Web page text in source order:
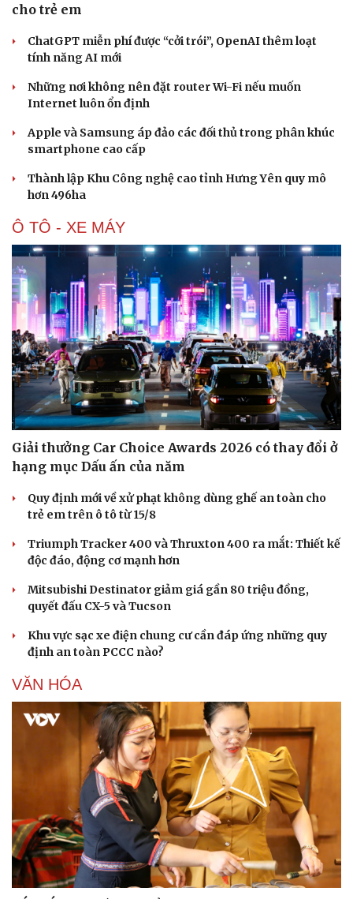
Văn hóa
Sân khấu - Điện ảnh
Văn học
Di sản
Nghệ sĩ
cho trẻ em
ChatGPT miễn phí được “cởi trói”, OpenAI thêm loạt
tính năng AI mới
Những nơi không nên đặt router Wi-Fi nếu muốn
Internet luôn ổn định
Apple và Samsung áp đảo các đối thủ trong phân khúc
smartphone cao cấp
Thành lập Khu Công nghệ cao tỉnh Hưng Yên quy mô
hơn 496ha
Ô TÔ - XE MÁY
Giải thưởng Car Choice Awards 2026 có thay đổi ở
hạng mục Dấu ấn của năm
Quy định mới về xử phạt không dùng ghế an toàn cho
trẻ em trên ô tô từ 15/8
Triumph Tracker 400 và Thruxton 400 ra mắt: Thiết kế
độc đáo, động cơ mạnh hơn
Mitsubishi Destinator giảm giá gần 80 triệu đồng,
quyết đấu CX-5 và Tucson
Khu vực sạc xe điện chung cư cần đáp ứng những quy
định an toàn PCCC nào?
VĂN HÓA